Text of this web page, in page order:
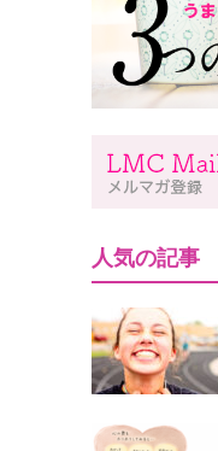
人気の記事